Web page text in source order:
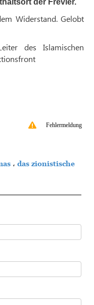
der Frevler.
Widerstand. Gelobt
des Islamischen
Fehlermeldung
، das zionistische